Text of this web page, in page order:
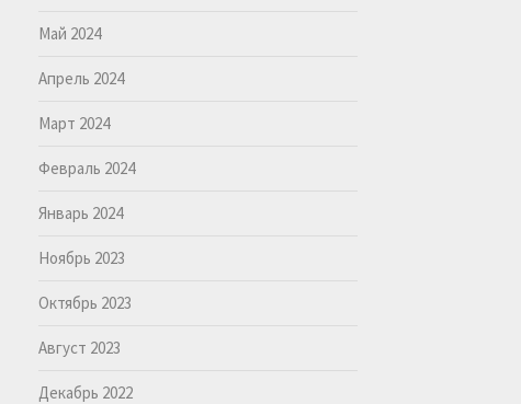
Май 2024
Апрель 2024
Март 2024
Февраль 2024
Январь 2024
Ноябрь 2023
Октябрь 2023
Август 2023
Декабрь 2022